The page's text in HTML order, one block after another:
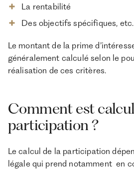
La rentabilité
Des objectifs spécifiques, etc.
Le montant de la prime
généralement calculé selon le
réalisation de ces critères.
Comment est
participation ?
Le calcul de la participation
légale qui prend notamment en